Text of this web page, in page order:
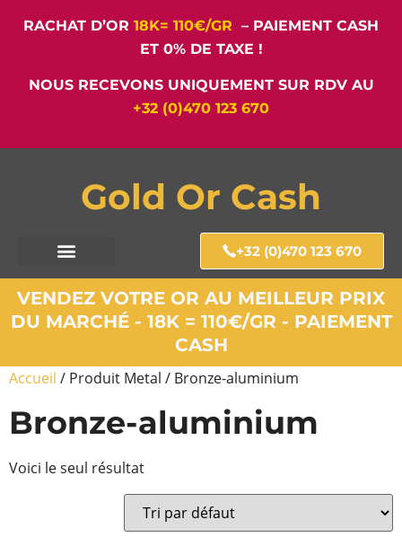
RACHAT D’OR 18K= 110€/GR – PAIEMENT CASH
ET 0% DE TAXE !
NOUS RECEVONS UNIQUEMENT SUR RDV AU
+32 (0)470 123 670
Gold Or Cash
+32 (0)470 123 670
VENDEZ VOTRE OR AU MEILLEUR PRIX
DU MARCHÉ - 18K = 110€/GR - PAIEMENT
CASH
Accueil / Produit Metal / Bronze-aluminium
Bronze-aluminium
Voici le seul résultat